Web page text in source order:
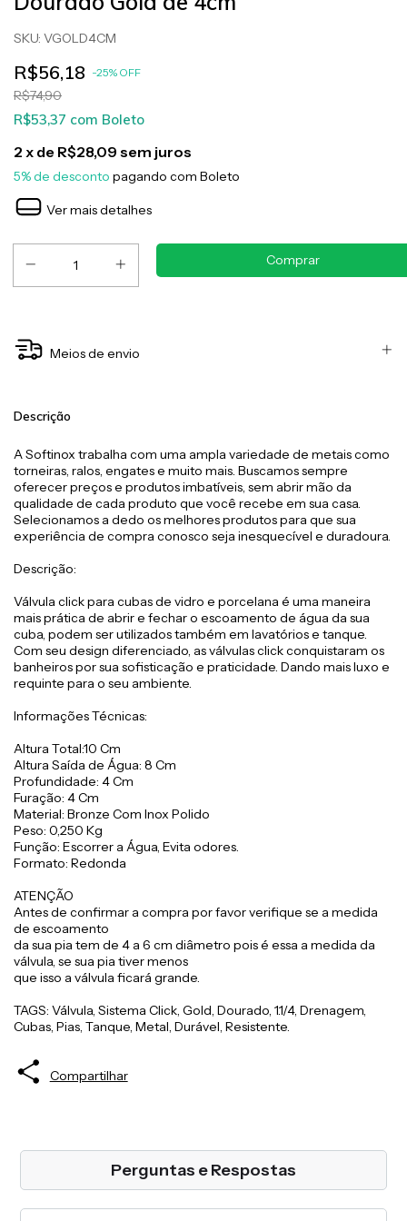
SKU: VGOLD4CM
R$56,18 -25% OFF
R$74,90
R$53,37 com Boleto
2 x de R$28,09 sem juros
5% de desconto pagando com Boleto
Ver mais detalhes
Meios de envio
Descrição
A Softinox trabalha com uma ampla variedade de metais como
torneiras, ralos, engates e muito mais. Buscamos sempre
oferecer preços e produtos imbatíveis, sem abrir mão da
qualidade de cada produto que você recebe em sua casa.
Selecionamos a dedo os melhores produtos para que sua
experiência de compra conosco seja inesquecível e duradoura.
Descrição:
Válvula click para cubas de vidro e porcelana é uma maneira
mais prática de abrir e fechar o escoamento de água da sua
cuba, podem ser utilizados também em lavatórios e tanque.
Com seu design diferenciado, as válvulas click conquistaram os
banheiros por sua sofisticação e praticidade. Dando mais luxo e
requinte para o seu ambiente.
Informações Técnicas:
Altura Total:10 Cm
Altura Saída de Água: 8 Cm
Profundidade: 4 Cm
Furação: 4 Cm
Material: Bronze Com Inox Polido
Peso: 0,250 Kg
Função: Escorrer a Água, Evita odores.
Formato: Redonda
ATENÇÃO
Antes de confirmar a compra por favor verifique se a medida
de escoamento
da sua pia tem de 4 a 6 cm diâmetro pois é essa a medida da
válvula, se sua pia tiver menos
que isso a válvula ficará grande.
TAGS: Válvula, Sistema Click, Gold, Dourado, 1.1/4, Drenagem,
Cubas, Pias, Tanque, Metal, Durável, Resistente.
Compartilhar
Perguntas e Respostas